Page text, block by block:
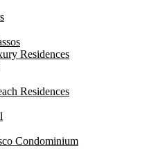
Residences
Residences
Condominium